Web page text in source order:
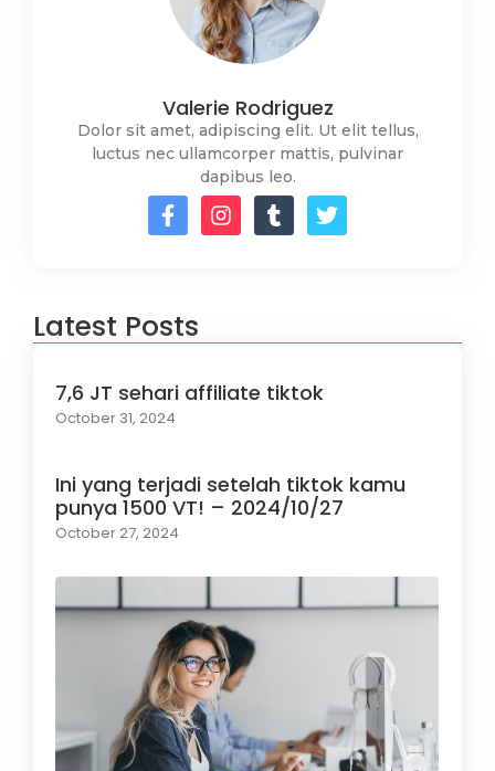
Valerie Rodriguez
Dolor sit amet, adipiscing elit. Ut elit tellus,
luctus nec ullamcorper mattis, pulvinar
dapibus leo.
Latest Posts
7,6 JT sehari affiliate tiktok
October 31, 2024
Ini yang terjadi setelah tiktok kamu
punya 1500 VT! – 2024/10/27
October 27, 2024